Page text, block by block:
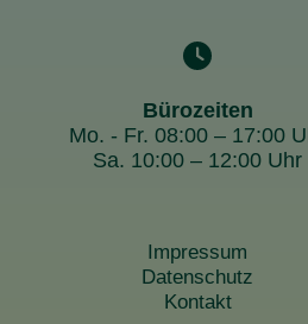
Bürozeiten
Mo. - Fr. 08:00 – 17:00
Sa. 10:00 – 12:00 Uhr
Impressum
Datenschutz
Kontakt